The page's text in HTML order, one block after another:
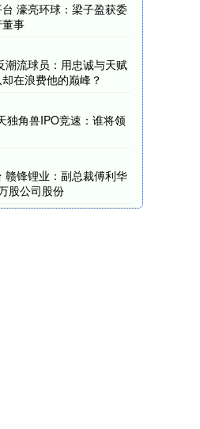
濠亮环球：梁子盈获委
事
潮流球员：用忠诚与天赋
在浪费他的巅峰？
独角兽IPO竞速：谁将领
赣锋锂业：副总裁傅利华
股公司股份